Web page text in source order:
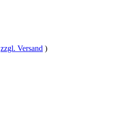
zzgl. Versand )